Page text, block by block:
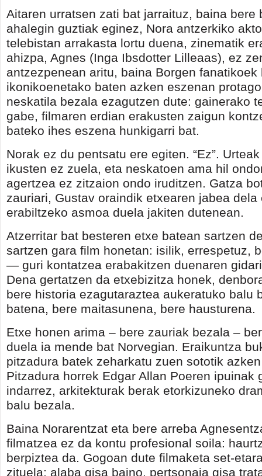
Aitaren urratsen zati bat jarraituz, baina bere
ahalegin guztiak eginez, Nora antzerkiko
telebistan arrakasta lortu duena, zinematik
ahizpa, Agnes (Inga Ibsdotter Lilleaas), ez
antzezpenean aritu, baina Borgen fanatikoek
ikonikoenetako baten azken eszenan
neskatila bezala ezagutzen dute: gainerako
gabe, filmaren erdian erakusten zaigun
bateko ihes eszena hunkigarri bat.
Norak ez du pentsatu ere egiten. “Ez”.
ikusten ez zuela, eta neskatoen ama hil
agertzea ez zitzaion ondo iruditzen. Gatza
zauriari, Gustav oraindik etxearen jabea dela
erabiltzeko asmoa duela jakiten dutenean.
Atzerritar bat besteren etxe batean sartzen
sartzen gara film honetan: isilik, errespetuz,
— guri kontatzea erabakitzen duenaren
Dena gertatzen da etxebizitza honek,
bere historia ezagutaraztea aukeratuko balu
batena, bere maitasunena, bere hausturena.
Etxe honen arima – bere zauriak bezala –
duela ia mende bat Norvegian. Eraikuntza
pitzadura batek zeharkatu zuen sototik
Pitzadura horrek Edgar Allan Poeren ipuinak
indarrez, arkitekturak berak etorkizuneko
balu bezala.
Baina Norarentzat eta bere arreba
filmatzea ez da kontu profesional soila:
berpiztea da. Gogoan dute filmaketa set-
zituela; alaba gisa baino, pertsonaia gisa